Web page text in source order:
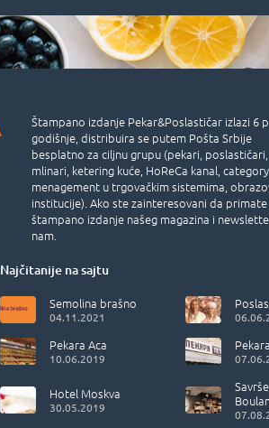
Štampano izdanje Pekar&Poslastičar izlazi 6
godišnje, distribuira se putem Pošta Srbije
besplatno za ciljnu grupu (pekari, poslastičari,
mlinari, ketering kuće, HoReCa kanal, category
menagement u trgovačkim sistemima,
institucije). Ako ste zainteresovani da primate
štampano izdanje našeg magazina i
nam.
Najčitanije na sajtu
Semolina brašno
04.11.2021
Pekara Aca
10.06.2019
Hotel Moskva
30.05.2019